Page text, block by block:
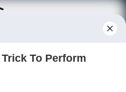
Daftar